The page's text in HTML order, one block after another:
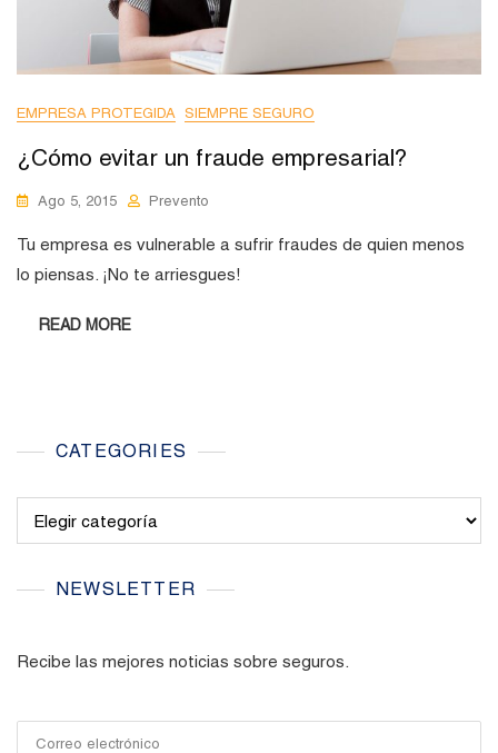
EMPRESA PROTEGIDA SIEMPRE SEGURO
¿Cómo evitar un fraude empresarial?
Ago 5, 2015 Prevento
Tu empresa es vulnerable a sufrir fraudes de quien menos
lo piensas. ¡No te arriesgues!
READ MORE
CATEGORIES
NEWSLETTER
Recibe las mejores noticias sobre seguros.